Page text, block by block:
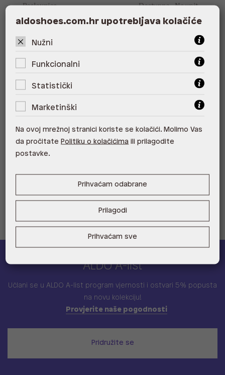
Poslovnica Dostupno Na upit
ALDO, City Center One East 10000
Zagreb
10000 Zagreb
ALDO, Arena Centar 10020 Zagreb
ALDO, Mall of Split Split
ALDO, City Center One Split 21000
ALDO, Tower Centar 51000 Rijeka
ALDO A-list
Učlani se u ALDO A-list program vjernosti i ostvari 5% popusta
na novu kolekciju!
Provjerite naše pogodnosti
Pridružite se
aldoshoes.com.hr upotrebljava kolačiće
Nužni
Funkcionalni
Statistički
Marketinški
Na ovoj mrežnoj stranici koriste se kolačići. Molimo Vas
da pročitate Politiku o kolačićima ili prilagodite
postavke.
Prihvaćam odabrane
Prilagodi
Prihvaćam sve